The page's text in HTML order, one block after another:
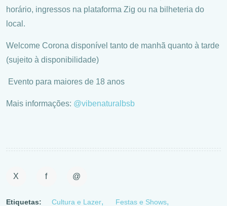
horário, ingressos na plataforma Zig ou na bilheteria do
local.
Welcome Corona disponível tanto de manhã quanto à tarde
(sujeito à disponibilidade)
Evento para maiores de 18 anos
Mais informações: @vibenaturalbsb
X f @
Etiquetas: Cultura e Lazer Festas e Shows